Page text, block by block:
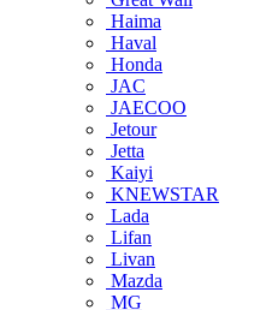
Haima
Haval
Honda
JAC
JAECOO
Jetour
Jetta
Kaiyi
KNEWSTAR
Lada
Lifan
Livan
Mazda
MG